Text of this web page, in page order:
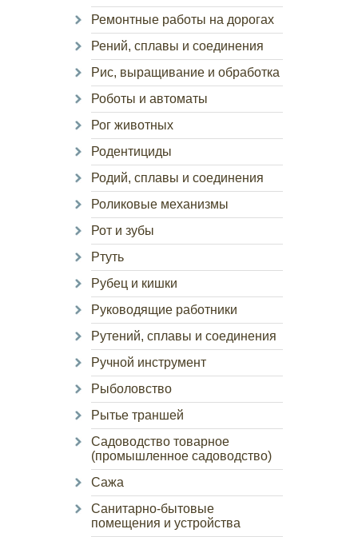
Ремонтные работы на дорогах
Рений, сплавы и соединения
Рис, выращивание и обработка
Роботы и автоматы
Рог животных
Родентициды
Родий, сплавы и соединения
Роликовые механизмы
Рот и зубы
Ртуть
Рубец и кишки
Руководящие работники
Рутений, сплавы и соединения
Ручной инструмент
Рыболовство
Рытье траншей
Садоводство товарное
(промышленное садоводство)
Сажа
Санитарно-бытовые
помещения и устройства